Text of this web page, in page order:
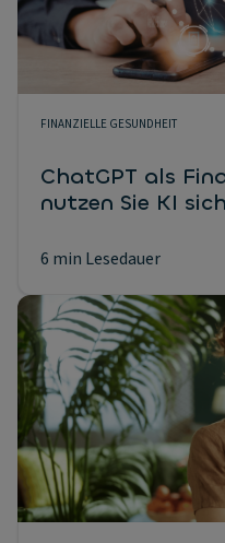
FINANZIELLE GESUNDHEIT
ChatGPT als
nutzen Sie KI
6 min Lesedauer